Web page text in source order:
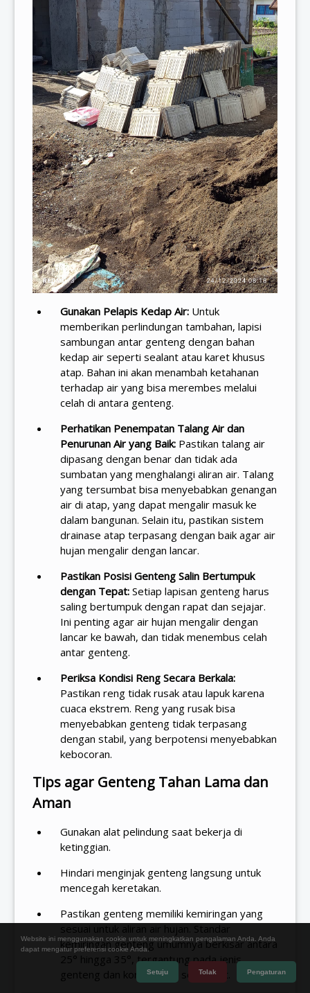
Gunakan Pelapis Kedap Air: Untuk
memberikan perlindungan tambahan, lapisi
sambungan antar genteng dengan bahan
kedap air seperti sealant atau karet khusus
atap. Bahan ini akan menambah ketahanan
terhadap air yang bisa merembes melalui
celah di antara genteng.
Perhatikan Penempatan Talang Air dan
Penurunan Air yang Baik: Pastikan talang air
dipasang dengan benar dan tidak ada
sumbatan yang menghalangi aliran air. Talang
yang tersumbat bisa menyebabkan genangan
air di atap, yang dapat mengalir masuk ke
dalam bangunan. Selain itu, pastikan sistem
drainase atap terpasang dengan baik agar air
hujan mengalir dengan lancar.
Pastikan Posisi Genteng Salin Bertumpuk
dengan Tepat: Setiap lapisan genteng harus
saling bertumpuk dengan rapat dan sejajar.
Ini penting agar air hujan mengalir dengan
lancar ke bawah, dan tidak menembus celah
antar genteng.
Periksa Kondisi Reng Secara Berkala:
Pastikan reng tidak rusak atau lapuk karena
cuaca ekstrem. Reng yang rusak bisa
menyebabkan genteng tidak terpasang
dengan stabil, yang berpotensi menyebabkan
kebocoran.
Tips agar Genteng Tahan Lama dan
Aman
Gunakan alat pelindung saat bekerja di
ketinggian.
Hindari menginjak genteng langsung untuk
mencegah keretakan.
Pastikan genteng memiliki kemiringan yang
sesuai untuk aliran air hujan. Standar
kemiringan genteng umumnya berkisar antara
25° hingga 35°, tergantung pada jenis
genteng dan kondisi iklim setempat.
Website ini menggunakan cookie untuk meningkatkan pengalaman Anda. Anda
dapat mengatur preferensi cookie Anda.
Setuju Tolak Pengaturan